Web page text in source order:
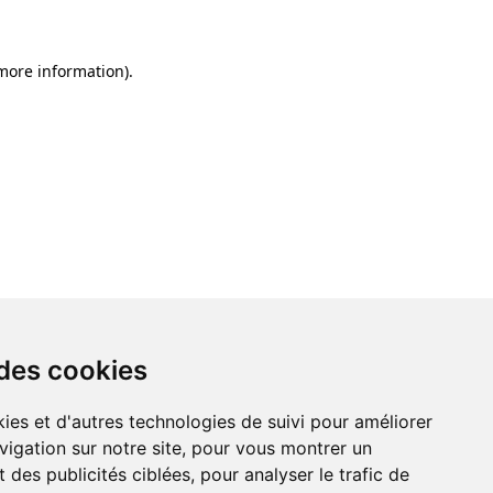
cookies
et d'autres technologies de suivi pour améliorer
sur notre site, pour vous montrer un
des publicités ciblées, pour analyser le trafic de
information).